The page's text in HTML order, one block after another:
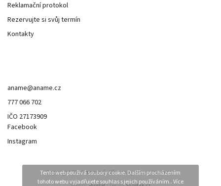
Tento web používá soubory cookie. Dalším procházením
tohoto webu vyjadřujete souhlas s jejich používáním.. Více
Reklamační protokol
Rezervujte si svůj termín
Kontakty
aname@aname.cz
777 066 702
IČO 27173909
Facebook
Instagram
Copyright 2026anamé.. Všechna práva vyhrazena.